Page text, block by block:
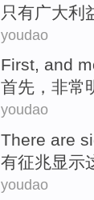
只有广大利
youdao
First, and
首先 ， 非常
youdao
There are
有征兆显示
youdao